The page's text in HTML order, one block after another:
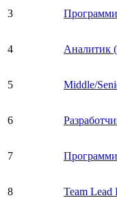
3
4 Аналитик
5 Middle/
6
7
8 Team Lead